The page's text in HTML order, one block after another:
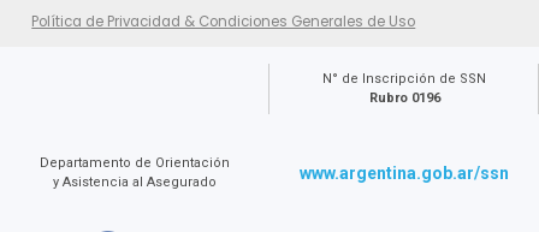
Política de Privacidad & Condiciones Generales de Uso
N° de Inscripción de SSN
Rubro 0196
Departamento de Orientación
y Asistencia al Asegurado
www.argentina.gob.ar/ssn